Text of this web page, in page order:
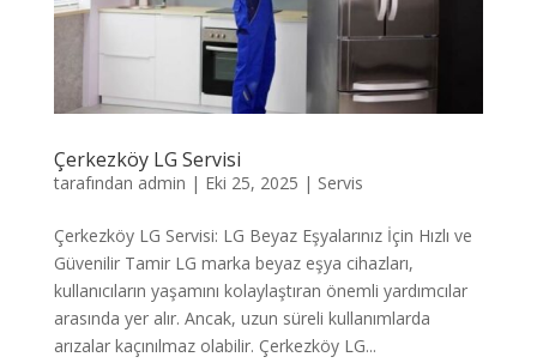
Çerkezköy LG Servisi
tarafından admin | Eki 25, 2025 | Servis
Çerkezköy LG Servisi: LG Beyaz Eşyalarınız İçin Hızlı ve
Güvenilir Tamir LG marka beyaz eşya cihazları,
kullanıcıların yaşamını kolaylaştıran önemli yardımcılar
arasında yer alır. Ancak, uzun süreli kullanımlarda
arızalar kaçınılmaz olabilir. Çerkezköy LG...